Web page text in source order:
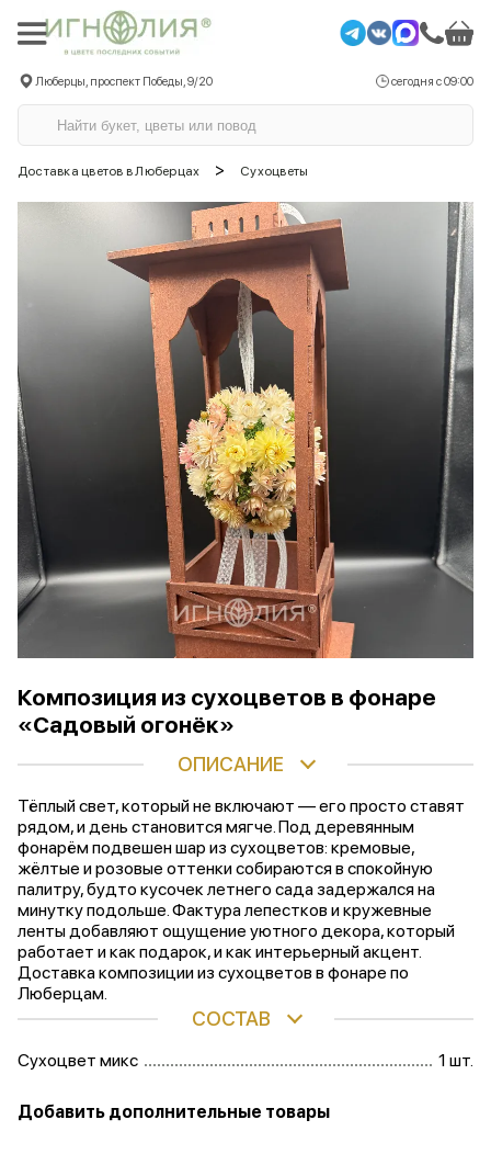
Люберцы, проспект Победы, 9/20 сегодня с 09:00
Доставка цветов в Люберцах > Сухоцветы
Композиция из сухоцветов в фонаре
«Садовый огонёк»
ОПИСАНИЕ
Тёплый свет, который не включают — его просто ставят
рядом, и день становится мягче. Под деревянным
фонарём подвешен шар из сухоцветов: кремовые,
жёлтые и розовые оттенки собираются в спокойную
палитру, будто кусочек летнего сада задержался на
минутку подольше. Фактура лепестков и кружевные
ленты добавляют ощущение уютного декора, который
работает и как подарок, и как интерьерный акцент.
Доставка композиции из сухоцветов в фонаре по
Люберцам.
СОСТАВ
Сухоцвет микс 1 шт.
Добавить дополнительные товары